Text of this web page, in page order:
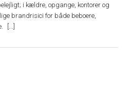
i kældre, opgange, kontorer og
brandrisici for både beboere,